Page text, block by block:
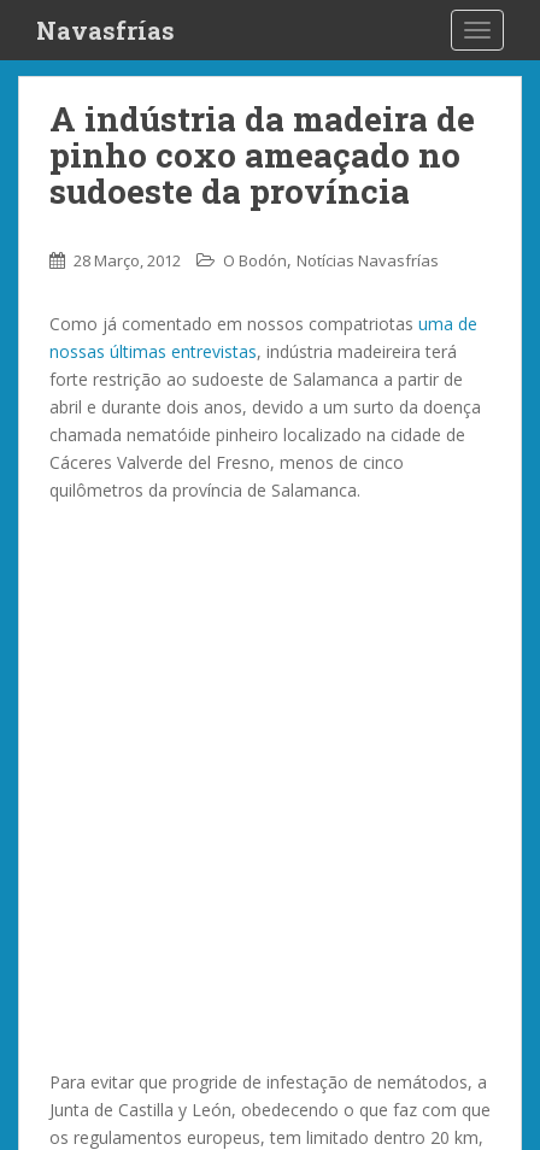
i
Navasfrías
A indústria da madeira de
pinho coxo ameaçado no
sudoeste da província
28 Março, 2012 O Bodón, Notícias Navasfrías
Como já comentado em nossos compatriotas uma de
nossas últimas entrevistas, indústria madeireira terá
forte restrição ao sudoeste de Salamanca a partir de
abril e durante dois anos, devido a um surto da doença
chamada nematóide pinheiro localizado na cidade de
Cáceres Valverde del Fresno, menos de cinco
quilômetros da província de Salamanca.
Para evitar que progride de infestação de nemátodos, a
Junta de Castilla y León, obedecendo o que faz com que
os regulamentos europeus, tem limitado dentro 20 km,